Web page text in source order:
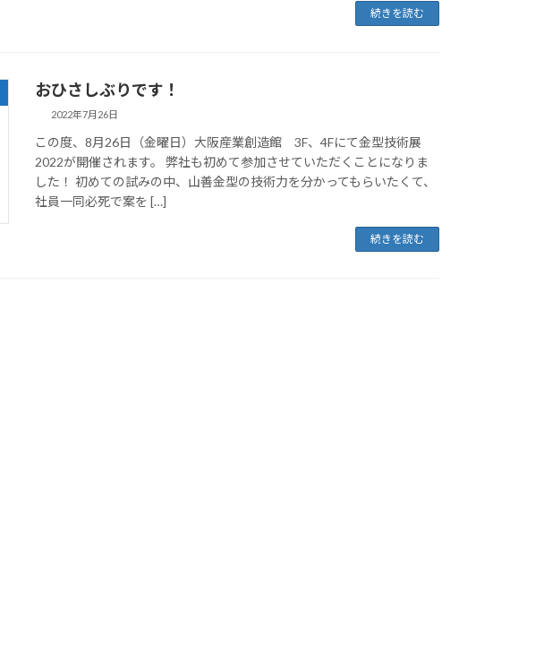
続きを読む
おひさしぶりです！
2022年7月26日
この度、8月26日（金曜日）大阪産業創造館 3F、4Fにて金型技術展
2022が開催されます。 弊社も初めて参加させていただくことになりま
した！ 初めての試みの中、山善金型の技術力を分かってもらいたくて、
社員一同必死で案を […]
続きを読む